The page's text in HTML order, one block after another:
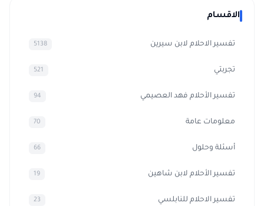
الاقسام
تفسير الاحلام لابن سيرين 5138
تجربتي 521
تفسير الأحلام فهد العصيمي 94
معلومات عامة 70
أسئلة وحلول 66
تفسير الأحلام لابن شاهين 19
تفسير الاحلام للنابلسي 23